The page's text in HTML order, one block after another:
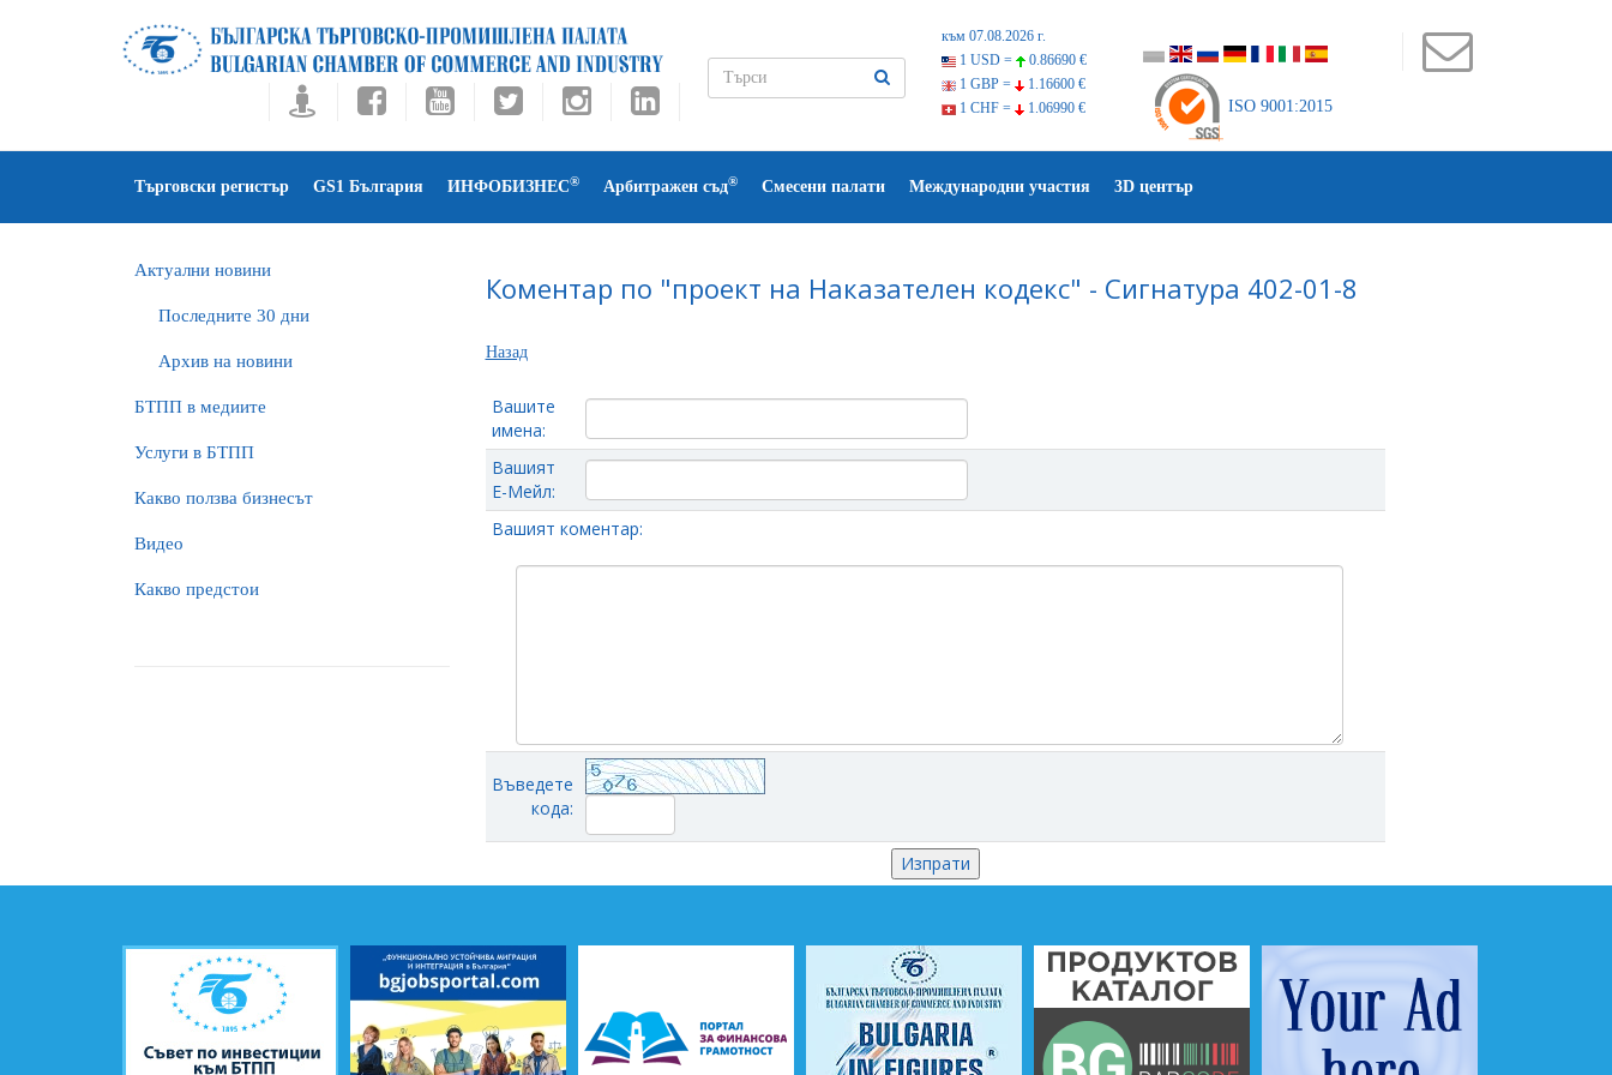
към 07.08.2026 г.
1 USD =
0.86690 €
1 GBP =
1.16600 €
1 CHF =
1.06990 € ISO 9001:2015
Търговски регистър GS1 България ИНФОБИЗНЕС® Арбитражен съд® Смесени палати Международни участия 3D център
Актуални новини
Последните 30 дни
Архив на новини
БTПП в медиите
Услуги в БТПП
Какво ползва бизнесът
Видео
Какво предстои
Коментар по "проект на Наказателен кодекс" - Сигнатура 402-01-8
Назад
Вашите
имена:
Вашият
Е-Мейл:
Вашият коментар:
Въведете
кода: